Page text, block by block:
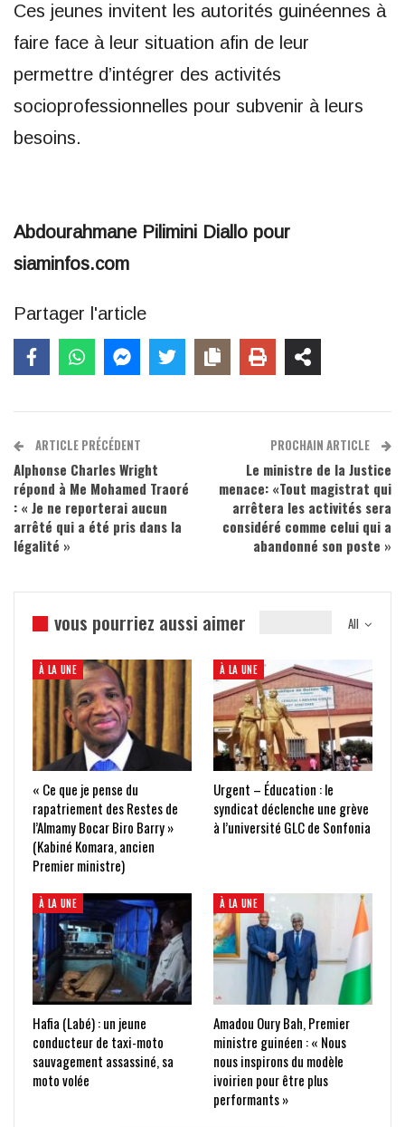
Ces jeunes invitent les autorités guinéennes à
faire face à leur situation afin de leur
permettre d’intégrer des activités
socioprofessionnelles pour subvenir à leurs
besoins.
Abdourahmane Pilimini Diallo pour
siaminfos.com
Partager l'article
ARTICLE PRÉCÉDENT
Alphonse Charles Wright
répond à Me Mohamed Traoré
: « Je ne reporterai aucun
arrêté qui a été pris dans la
légalité »
PROCHAIN ARTICLE
Le ministre de la Justice
menace: «Tout magistrat qui
arrêtera les activités sera
considéré comme celui qui a
abandonné son poste »
All
vous pourriez aussi aimer
À LA UNE
« Ce que je pense du
rapatriement des Restes de
l’Almamy Bocar Biro Barry »
(Kabiné Komara, ancien
Premier ministre)
À LA UNE
Urgent – Éducation : le
syndicat déclenche une grève
à l’université GLC de Sonfonia
À LA UNE
Hafia (Labé) : un jeune
conducteur de taxi-moto
sauvagement assassiné, sa
moto volée
À LA UNE
Amadou Oury Bah, Premier
ministre guinéen : « Nous
nous inspirons du modèle
ivoirien pour être plus
performants »